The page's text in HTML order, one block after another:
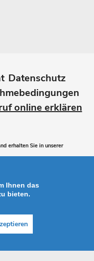
Datenschutz
online erklären
erhalten Sie in unserer
Ihnen das
bieten.